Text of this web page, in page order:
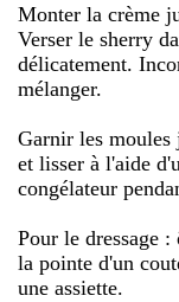
Monter la crème
Verser le sherry
délicatement.
mélanger.
Garnir les moules
et lisser à l'aide
congélateur
Pour le dressage
la pointe d'un
une assiette.